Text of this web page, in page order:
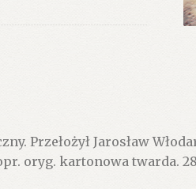
Przełożył Jarosław
oryg. kartonowa twarda.